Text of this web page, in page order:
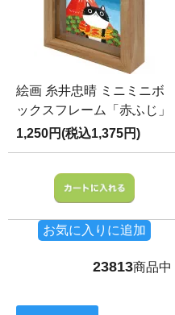
絵画 糸井忠晴 ミニミニボ
ックスフレーム「赤ふじ」
1,250円(税込1,375円)
お気に入りに追加
23813商品中